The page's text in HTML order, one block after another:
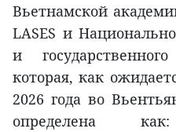
Вьетнамской
LASES и
и
которая, как
2026 года во
определена